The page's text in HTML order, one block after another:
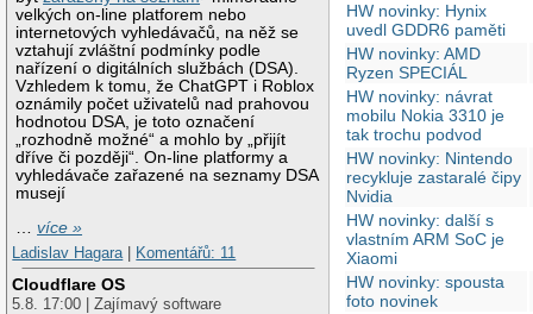
velkých on-line platforem nebo
internetových vyhledávačů, na něž se
vztahují zvláštní podmínky podle
nařízení o digitálních službách (DSA).
Vzhledem k tomu, že ChatGPT i Roblox
oznámily počet uživatelů nad prahovou
hodnotou DSA, je toto označení
„rozhodně možné“ a mohlo by „přijít
dříve či později“. On-line platformy a
vyhledávače zařazené na seznamy DSA
musejí
…více »
Ladislav Hagara| Komentářů: 11
Cloudflare OS
5.8. 17:00 | Zajímavý software
HW novinky: Hynix
uvedl GDDR6 paměti
HW novinky: AMD
Ryzen SPECIÁL
HW novinky: návrat
mobilu Nokia 3310 je
tak trochu podvod
HW novinky: Nintendo
recykluje zastaralé čipy
Nvidia
HW novinky: další s
vlastním ARM SoC je
Xiaomi
HW novinky: spousta
foto novinek